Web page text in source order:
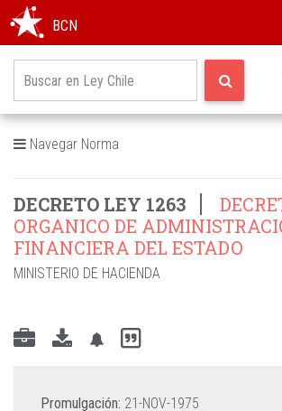
BCN
Navegar Norma
DECRETO LEY 1263
ORGANICO DE
FINANCIERA DEL ESTADO
MINISTERIO DE HACIENDA
Promulgación: 21-NOV-1975